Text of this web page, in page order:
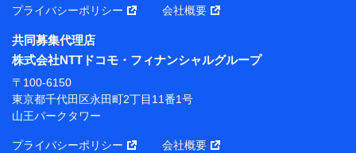
当該個人データを取り扱う各共同利用者（詳細は次のと
おり）
東京都千代田区永田町2丁目11番1号 山王パークタワー
株式会社NTTドコモ・フィナンシャルグループ 代表取
締役社長 廣井 孝史
東京都中央区日本橋人形町2-14-10 アーバンネット日
本橋ビル 3F
プライバシーポリシー 会社概要
共同募集代理店
株式会社NTTドコモ・フィナンシャルグループ
〒100-6150
東京都千代田区永田町2丁目11番1号
山王パークタワー
プライバシーポリシー 会社概要